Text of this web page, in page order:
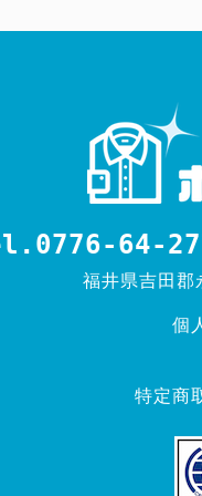
64-
福井県吉田郡
個
特定商